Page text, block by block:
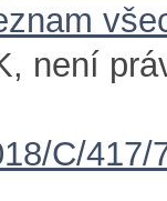
není
C/417/